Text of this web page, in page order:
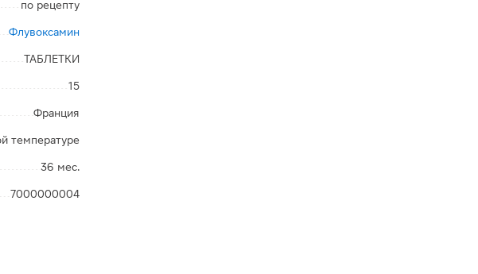
по рецепту
Флувоксамин
ТАБЛЕТКИ
15
Франция
температуре
36 мес.
7000000004